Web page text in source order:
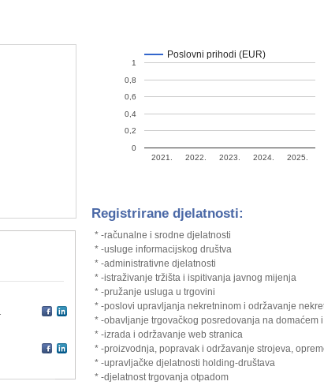
Poslovni prihodi (EUR)
2021. 2022. 2023. 2024. 2025.
0
0,2
0,4
0,6
0,8
1
Registrirane djelatnosti:
* -računalne i srodne djelatnosti
* -usluge informacijskog društva
* -administrativne djelatnosti
* -istraživanje tržišta i ispitivanja javnog mijenja
* -pružanje usluga u trgovini
* -poslovi upravljanja nekretninom i održavanje
* -obavljanje trgovačkog posredovanja na domaćem
* -izrada i održavanje web stranica
* -proizvodnja, popravak i održavanje strojeva,
* -upravljačke djelatnosti holding-društava
* -djelatnost trgovanja otpadom